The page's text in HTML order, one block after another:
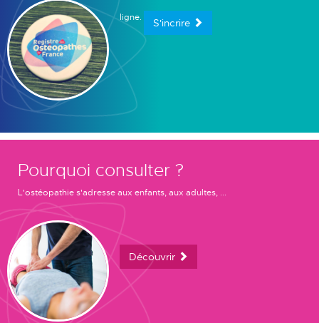
ligne. S'incrire
Pourquoi consulter ?
L'ostéopathie s'adresse aux enfants, aux adultes, ...
Découvrir